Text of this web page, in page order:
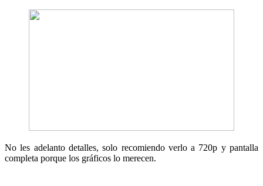
No les adelanto detalles, solo recomiendo verlo a 720p y pantalla
completa porque los gráficos lo merecen.